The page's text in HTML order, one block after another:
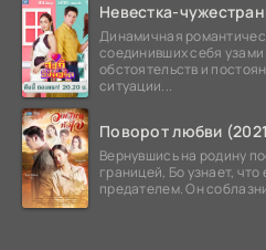
Невестка-
Динамичная
соединивших себя
обстоятельств и
ситуации...
Поворот любви
Вернувшись на родину
границей, Бо узнает,
предателем. Он